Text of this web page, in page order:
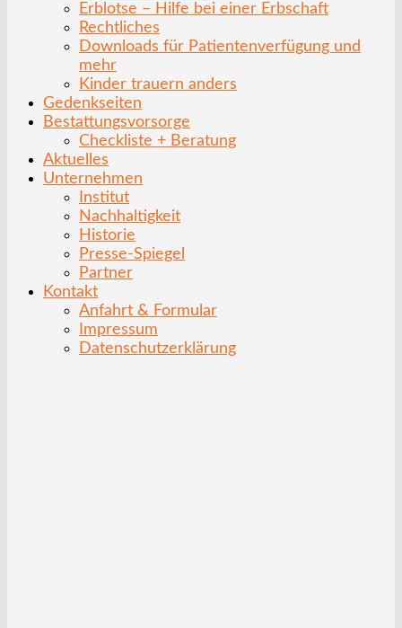
Erblotse – Hilfe bei einer Erbschaft
Rechtliches
Downloads für Patientenverfügung und
mehr
Kinder trauern anders
Gedenkseiten
Bestattungsvorsorge
Checkliste + Beratung
Aktuelles
Unternehmen
Institut
Nachhaltigkeit
Historie
Presse-Spiegel
Partner
Kontakt
Anfahrt & Formular
Impressum
Datenschutzerklärung